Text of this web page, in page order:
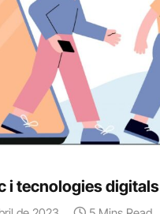
i tecnologies digitals